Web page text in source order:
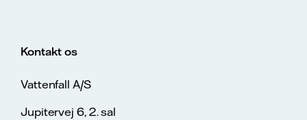
Kontakt os
Vattenfall A/S
Jupitervej 6, 2. sal